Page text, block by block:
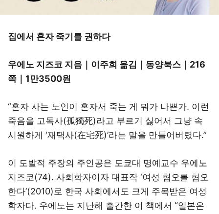
집에서 혼자 죽기를 권하다
우에노 지즈코 지음｜이주희 옮김｜동양북스｜216
쪽｜1만3500원
“혼자 사는 노인이 혼자서 죽는 게 뭐가 나쁜가. 이런
죽음을 고독사(孤獨死)라고 부르기 싫어서 그냥 속
시원하게 ‘재택사(在宅死)’라는 말을 만들어버렸다.”
이 도발적 주장의 주인공은 도쿄대 명예교수 우에노
지즈코(74). 사회학자이자 대표작 ‘여성 혐오를 혐오
한다’(2010)로 한국 사회에서도 크게 주목받은 여성
학자다. 우에노는 지난해 출간한 이 책에서 “일본은